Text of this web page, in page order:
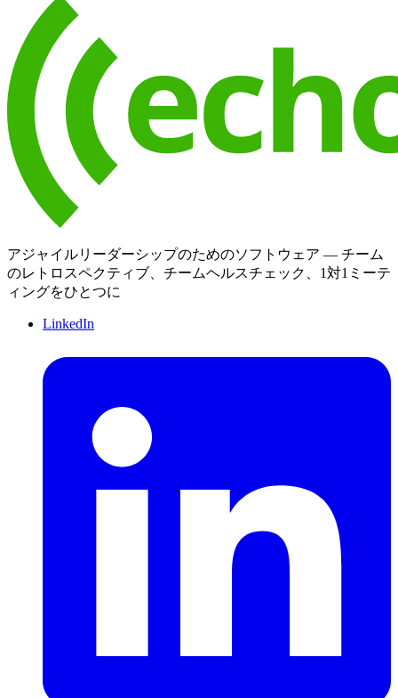
アジャイルリーダーシップのためのソフトウェア — チーム
のレトロスペクティブ、チームヘルスチェック、1対1ミーテ
ィングをひとつに
LinkedIn